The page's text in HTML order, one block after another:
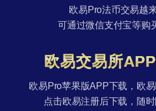
欧易Pro法币交易越
可通过微信支付宝等购
欧易交易所
欧易Pro苹果版APP下载，欧
点击欧易注册后下载，随时